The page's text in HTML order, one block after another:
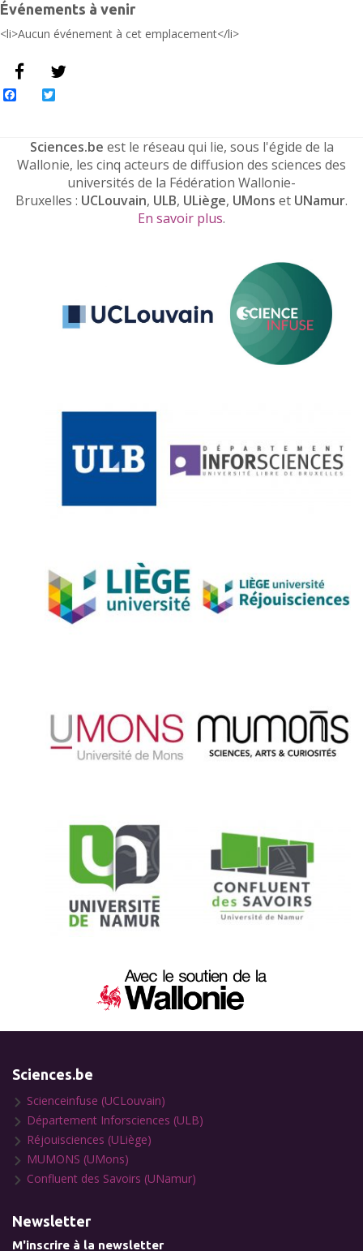
Événements à venir
<li>Aucun événement à cet emplacement</li>
Facebook
Sciences.be est le réseau qui lie, sous l'égide de la
Wallonie, les cinq acteurs de diffusion des sciences des
universités de la Fédération Wallonie-
Bruxelles : UCLouvain, ULB, ULiège, UMons et UNamur.
En savoir plus.
Sciences.be
Scienceinfuse (UCLouvain)
Département Inforsciences (ULB)
Réjouisciences (ULiège)
MUMONS (UMons)
Confluent des Savoirs (UNamur)
Newsletter
M'inscrire à la newsletter